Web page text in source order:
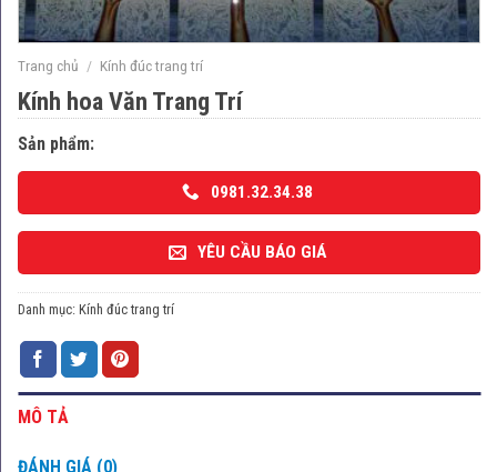
Trang chủ / Kính đúc trang trí
Kính hoa Văn Trang Trí
Sản phẩm:
0981.32.34.38
YÊU CẦU BÁO GIÁ
Danh mục: Kính đúc trang trí
MÔ TẢ
ĐÁNH GIÁ (0)